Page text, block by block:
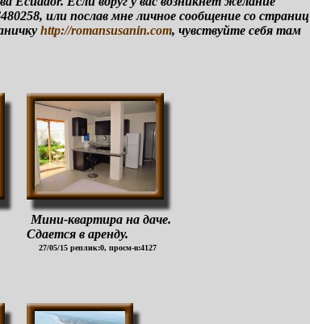
или послав мне личное сообщение со страниц
http://romansusanin.com, чувствуйте себя там
Мини-квартира на даче.
Сдается в аренду.
27/05/15 реплик:0, просм-в:4127